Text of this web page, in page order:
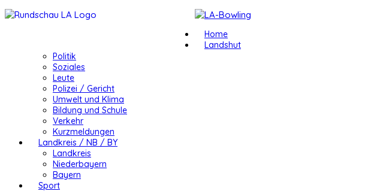
Home
Landshut
Politik
Soziales
Leute
Polizei / Gericht
Umwelt und Klima
Bildung und Schule
Verkehr
Kurzmeldungen
Landkreis / NB / BY
Landkreis
Niederbayern
Bayern
Sport